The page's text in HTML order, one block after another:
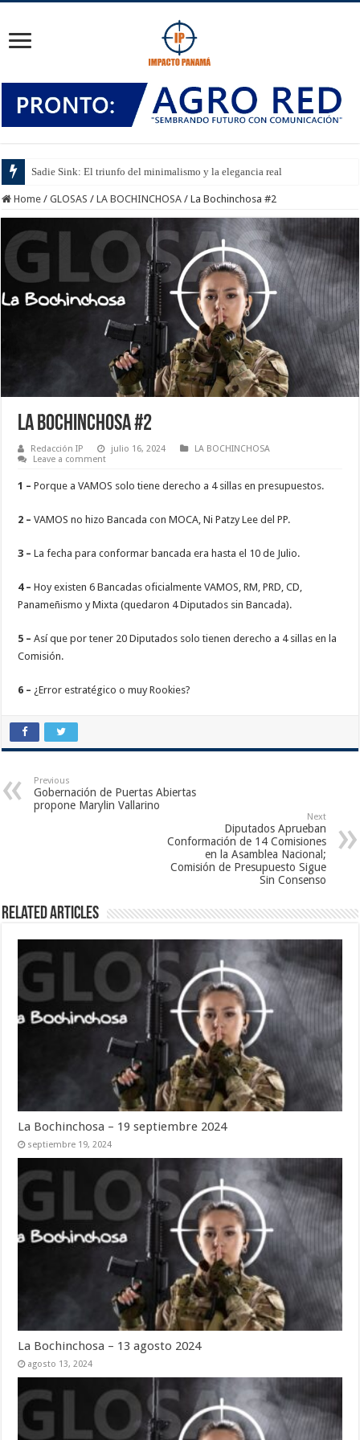
Sadie Sink: El triunfo del minimalismo y la elegancia real
Home / GLOSAS / LA BOCHINCHOSA / La Bochinchosa #2
La Bochinchosa #2
Redacción IP julio 16, 2024
LA BOCHINCHOSA
Leave a comment
1 – Porque a VAMOS solo tiene derecho a 4 sillas en presupuestos.
2 – VAMOS no hizo Bancada con MOCA, Ni Patzy Lee del PP.
3 – La fecha para conformar bancada era hasta el 10 de Julio.
4 – Hoy existen 6 Bancadas oficialmente VAMOS, RM, PRD, CD,
Panameñismo y Mixta (quedaron 4 Diputados sin Bancada).
5 – Así que por tener 20 Diputados solo tienen derecho a 4 sillas en la
Comisión.
6 – ¿Error estratégico o muy Rookies?
Previous
Gobernación de Puertas Abiertas
propone Marylin Vallarino
Next
Diputados Aprueban
Conformación de 14 Comisiones
en la Asamblea Nacional;
Comisión de Presupuesto Sigue
Sin Consenso
Related Articles
La Bochinchosa – 19 septiembre 2024
septiembre 19, 2024
La Bochinchosa – 13 agosto 2024
agosto 13, 2024